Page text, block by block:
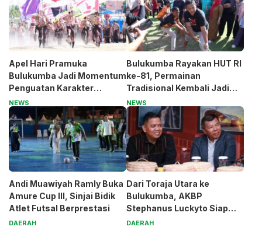
Apel Hari Pramuka
Bulukumba Jadi Momentum
Penguatan Karakter
Generasi Muda
NEWS
Bulukumba Rayakan HUT RI
ke-81, Permainan
Tradisional Kembali Jadi
Magnet
NEWS
Andi Muawiyah Ramly Buka
Amure Cup III, Sinjai Bidik
Atlet Futsal Berprestasi
DAERAH
Dari Toraja Utara ke
Bulukumba, AKBP
Stephanus Luckyto Siap
Jaga Kamtibmas
DAERAH